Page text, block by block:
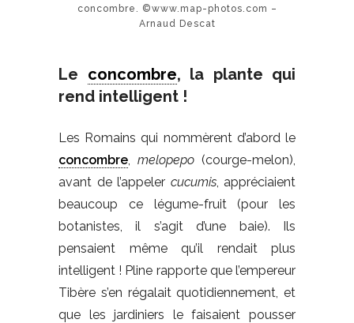
concombre. ©www.map-photos.com –
Arnaud Descat
Le concombre, la plante qui
rend intelligent !
Les Romains qui nommèrent d’abord le
concombre
melopepo (courge-melon),
avant de l’appeler cucumis, appréciaient
beaucoup ce légume-fruit (pour les
botanistes, il s’agit d’une baie). Ils
pensaient même qu’il rendait plus
intelligent ! Pline rapporte que l’empereur
Tibère s’en régalait quotidiennement, et
que les jardiniers le faisaient pousser